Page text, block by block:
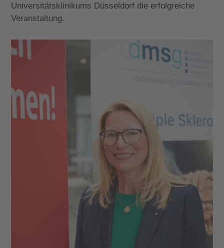
Universitätsklinikums Düsseldorf die erfolgreiche
Veranstaltung.